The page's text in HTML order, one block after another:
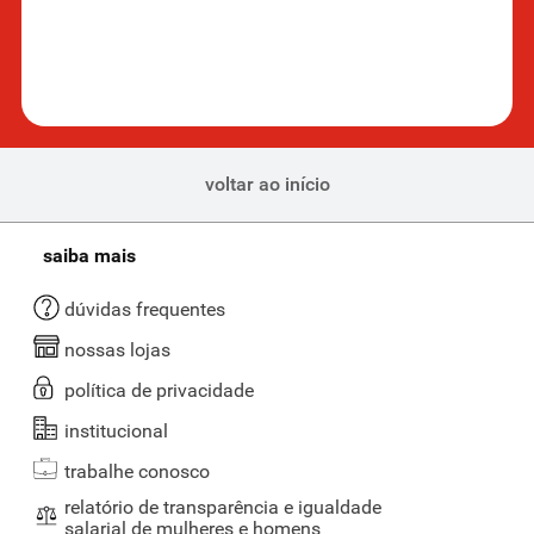
Qual a diferença entre desengordurante e
cozinha e produtos desengraxantes. Por exemplo,
desengordurantes são indicados para limpeza doméstica e remoção
utilizados em ambientes industriais
agressiva.
Se deseja facilitar a higienização da sua casa, conheça nossos
acessórios de limpeza, como pano reutilizável, rodos, vassouras e
desengordurante na superfície a ser limpa, deixar o produto agir por
voltar ao início
saiba mais
dúvidas frequentes
nossas lojas
política de privacidade
institucional
trabalhe conosco
relatório de transparência e igualdade
salarial de mulheres e homens